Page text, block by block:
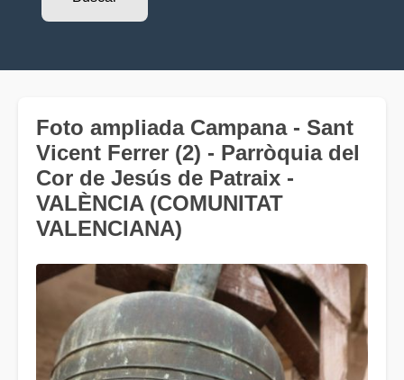
Foto ampliada Campana - Sant
Vicent Ferrer (2) - Parròquia del
Cor de Jesús de Patraix -
VALÈNCIA (COMUNITAT
VALENCIANA)